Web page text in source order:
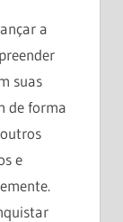
a
suas
de forma
e